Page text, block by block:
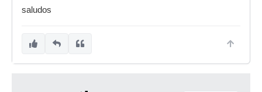
saludos